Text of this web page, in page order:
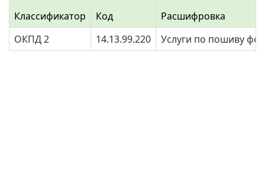
Классификатор Код
Расшифровка
ОКПД 2
14.13.99.220 Услуги по пошиву